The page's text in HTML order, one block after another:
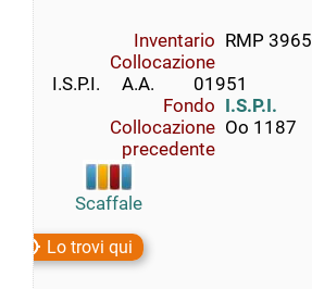
Inventario RMP 3965
Collocazione
I.S.P.I.     A.A.         01951
Fondo I.S.P.I.
Collocazione
precedente
Oo 1187
Scaffale
Lo trovi qui